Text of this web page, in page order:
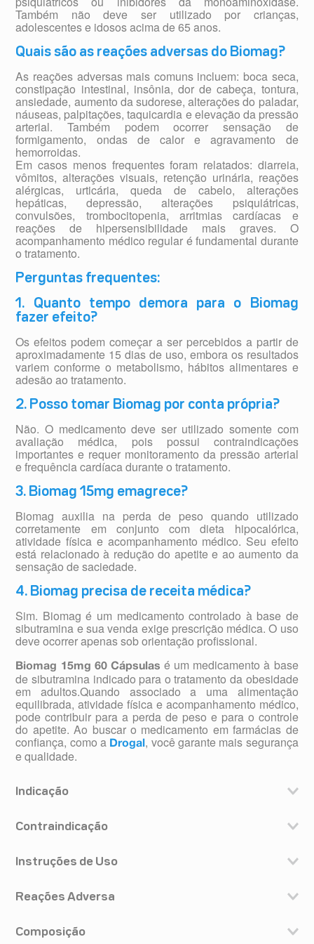
Também não deve ser utilizado por crianças,
adolescentes e idosos acima de 65 anos.
Quais são as reações adversas do Biomag?
As reações adversas mais comuns incluem: boca seca,
constipação intestinal, insônia, dor de cabeça, tontura,
ansiedade, aumento da sudorese, alterações do paladar,
náuseas, palpitações, taquicardia e elevação da pressão
arterial. Também podem ocorrer sensação de
formigamento, ondas de calor e agravamento de
hemorroidas.
Em casos menos frequentes foram relatados: diarreia,
vômitos, alterações visuais, retenção urinária, reações
alérgicas, urticária, queda de cabelo, alterações
hepáticas, depressão, alterações psiquiátricas,
convulsões, trombocitopenia, arritmias cardíacas e
reações de hipersensibilidade mais graves. O
acompanhamento médico regular é fundamental durante
o tratamento.
Perguntas frequentes:
1. Quanto tempo demora para o Biomag
fazer efeito?
Os efeitos podem começar a ser percebidos a partir de
aproximadamente 15 dias de uso, embora os resultados
variem conforme o metabolismo, hábitos alimentares e
adesão ao tratamento.
2. Posso tomar Biomag por conta própria?
Não. O medicamento deve ser utilizado somente com
avaliação médica, pois possui contraindicações
importantes e requer monitoramento da pressão arterial
e frequência cardíaca durante o tratamento.
3. Biomag 15mg emagrece?
Biomag auxilia na perda de peso quando utilizado
corretamente em conjunto com dieta hipocalórica,
atividade física e acompanhamento médico. Seu efeito
está relacionado à redução do apetite e ao aumento da
sensação de saciedade.
4. Biomag precisa de receita médica?
Sim. Biomag é um medicamento controlado à base de
sibutramina e sua venda exige prescrição médica. O uso
deve ocorrer apenas sob orientação profissional.
Biomag 15mg 60 Cápsulas é um medicamento à base
de sibutramina indicado para o tratamento da obesidade
em adultos.Quando associado a uma alimentação
equilibrada, atividade física e acompanhamento médico,
pode contribuir para a perda de peso e para o controle
do apetite. Ao buscar o medicamento em farmácias de
confiança, como a Drogal , você garante mais segurança
e qualidade.
Indicação
de um programa de gerenciamento de peso
corpórea (IMC) maior ou igual a 30 kg/m2.
Contraindicação
- Pacientes com histórico de diabetes mellitus tipo 2 com
(pressão alta) controlada por medicação, dislipidemia
(aumento dos níveis de colesterol e/ou triglicérides),
nefropatia diabética com evidência de microalbuminúria
(perda anormal de proteína pelos rins);
Instruções de Uso
médica. A dose inicial recomendada é de 1 cápsula de
manhã, com um pouco de líquido, antes ou após a
alimentação.
Reações Adversa
adversas relatadas ocorreu no início do tratamento com
Composição